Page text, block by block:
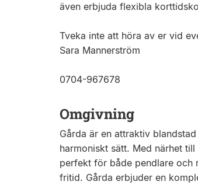
även erbjuda flexibla
Tveka inte att höra av er vid
Sara Mannerström
0704-967678
Omgivning
Gårda är en attraktiv
harmoniskt sätt. Med närhet
perfekt för både pendlare och
fritid. Gårda erbjuder en